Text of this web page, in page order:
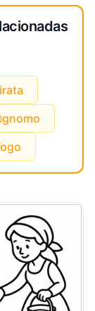
gnomo